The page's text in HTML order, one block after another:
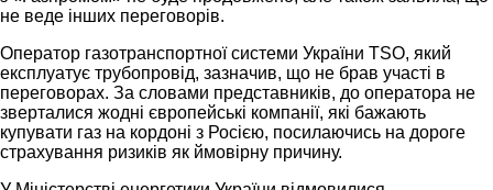
не веде інших переговорів.
Оператор газотранспортної системи України TSO, який
експлуатує трубопровід, зазначив, що не брав участі в
переговорах. За словами представників, до оператора не
зверталися жодні європейські компанії, які бажають
купувати газ на кордоні з Росією, посилаючись на дороге
страхування ризиків як ймовірну причину.